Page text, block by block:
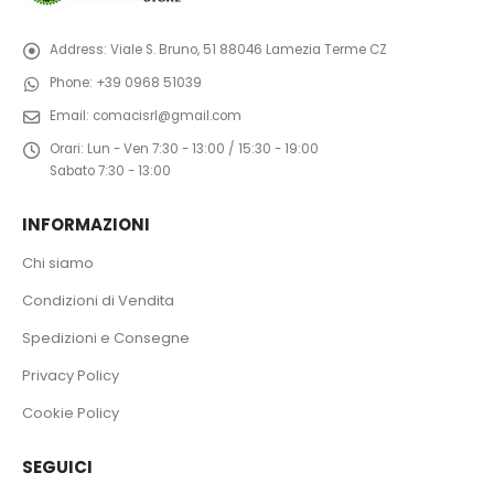
Address: Viale S. Bruno, 51 88046 Lamezia Terme CZ
Phone: +39 0968 51039
Email: comacisrl@gmail.com
Orari: Lun - Ven 7:30 - 13:00 / 15:30 - 19:00
Sabato 7:30 - 13:00
INFORMAZIONI
Chi siamo
Condizioni di Vendita
Spedizioni e Consegne
Privacy Policy
Cookie Policy
SEGUICI